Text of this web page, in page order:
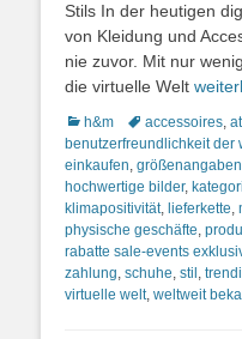
Stils In der heutigen
von Kleidung und
nie zuvor. Mit nur
die virtuelle Welt
Kategorien
h&m Schlagworte
accessoires,
benutzerfreundlichkeit der
einkaufen, größenangaben
hochwertige bilder,
klimapositivität, lieferkette,
physische geschäfte,
rabatte sale-events
zahlung, schuhe, stil ,
virtuelle welt, weltweit